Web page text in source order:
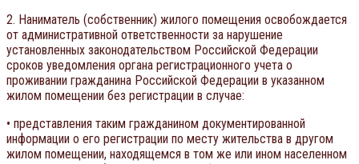
2. Наниматель (собственник) жилого помещения освобождается
от административной ответственности за нарушение
установленных законодательством Российской Федерации
сроков уведомления органа регистрационного учета о
проживании гражданина Российской Федерации в указанном
жилом помещении без регистрации в случае:
• представления таким гражданином документированной
информации о его регистрации по месту жительства в другом
жилом помещении, находящемся в том же или ином населенном